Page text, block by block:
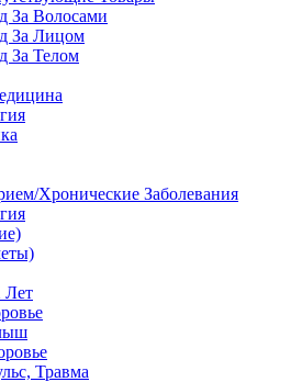
За Волосами
За Лицом
За Телом
Хронические Заболевания
Лет
Травма